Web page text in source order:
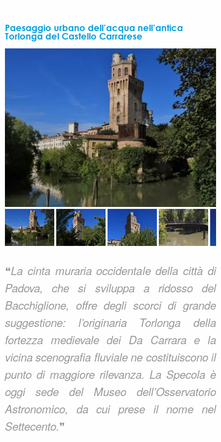
Paesaggio urbano dell’acqua nell’antica
Torlonga del Castello Carrarese
❝La cinta muraria occidentale della città di
Padova, che si sviluppa a ridosso del
Bacchiglione, offre degli scorci di grande
suggestione: l’originaria Torlonga della
fortezza medievale dei Da Carrara e la
vicina scenografia fluviale ne costituiscono il
punto di maggiore rilevanza. La Specola è
oggi sede del Museo dell’Osservatorio
Astronomico, da cui prese il nome nel
Settecento.❞